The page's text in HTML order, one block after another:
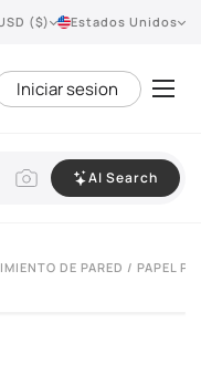
($) Estados Unidos
Iniciar sesion
AI Search
DE PARED / PAPEL